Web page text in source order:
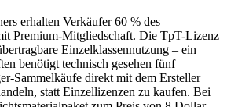
erhalten Verkäufer 60 % des
Premium-Mitgliedschaft. Die TpT-Lizenz
Einzelklassennutzung – ein
benötigt technisch gesehen fünf
Sammelkäufe direkt mit dem Ersteller
statt Einzellizenzen zu kaufen. Bei